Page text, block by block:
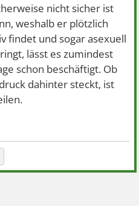
nicht sicher ist
weshalb er plötzlich
findet und sogar asexuell
lässt es zumindest
schon beschäftigt. Ob
dahinter steckt, ist